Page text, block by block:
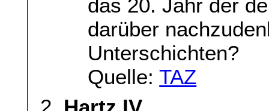
das 20. Jahr der
darüber
Unterschichten?
Quelle:TAZ